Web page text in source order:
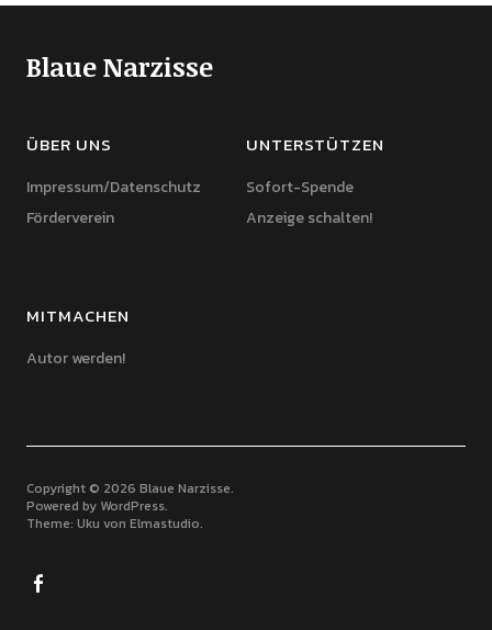
Blaue Narzisse
ÜBER UNS
Impressum/Datenschutz
Förderverein
UNTERSTÜTZEN
Sofort-Spende
Anzeige schalten!
MITMACHEN
Autor werden!
Copyright © 2026 Blaue Narzisse
Powered by WordPress
Theme: Uku von Elmastudio